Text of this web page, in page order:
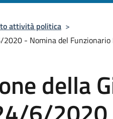
attività politica >
- Nomina del Funzionario
della